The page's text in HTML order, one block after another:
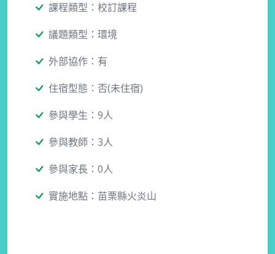
課程類型：校訂課程
議題類型：環境
外部協作：有
住宿型態：否(未住宿)
參與學生：9人
參與教師：3人
參與家長：0人
實施地點：苗栗縣火炎山